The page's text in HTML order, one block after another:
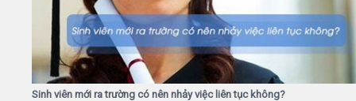
Sinh viên mới ra trường có nên nhảy việc liên tục không?